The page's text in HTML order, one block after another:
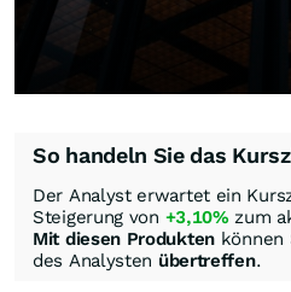
So handeln Sie das
Der Analyst erwartet ein
Steigerung von +3,10% zum
Mit diesen Produkten können
des Analysten übertreffen.